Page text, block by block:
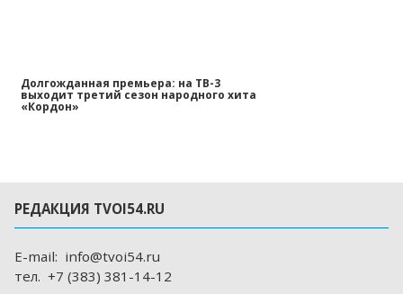
Долгожданная премьера: на ТВ-3
выходит третий сезон народного хита
«Кордон»
РЕДАКЦИЯ TVOI54.RU
E-mail: info@tvoi54.ru
тел. +7 (383) 381-14-12